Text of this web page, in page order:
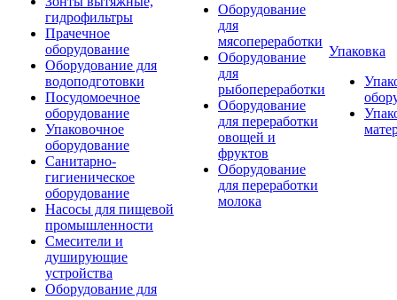
гидрофильтры
Прачечное
оборудование
Оборудование для
водоподготовки
Посудомоечное
оборудование
Упаковочное
оборудование
Санитарно-
гигиеническое
оборудование
Насосы для пищевой
промышленности
Смесители и
душирующие
устройства
Оборудование для
Оборудование
для
мясопереработки
Оборудование
для
рыбопереработки
Оборудование
для переработки
овощей и
фруктов
Оборудование
для переработки
молока
Упаковка